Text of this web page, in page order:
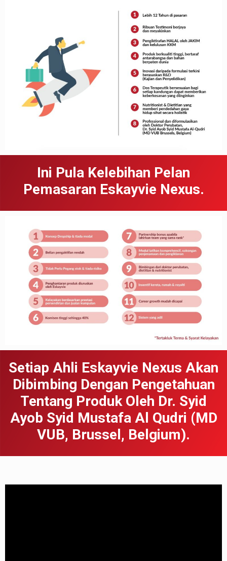
Ini Pula Kelebihan Pelan
Pemasaran Eskayvie Nexus.
Setiap Ahli Eskayvie Nexus Akan
Dibimbing Dengan Pengetahuan
Tentang Produk Oleh Dr. Syid
Ayob Syid Mustafa Al Qudri (MD
VUB, Brussel, Belgium).